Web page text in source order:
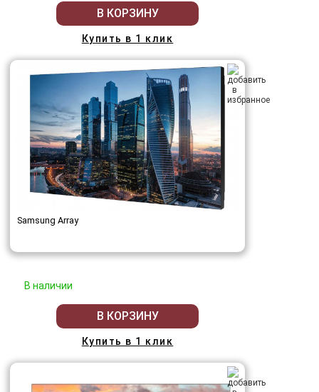
В КОРЗИНУ
Купить в 1 клик
Samsung Array
В наличии
В КОРЗИНУ
Купить в 1 клик